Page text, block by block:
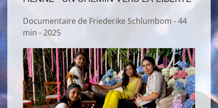
Documentaire de Friederike Schlumbom - 44
min - 2025